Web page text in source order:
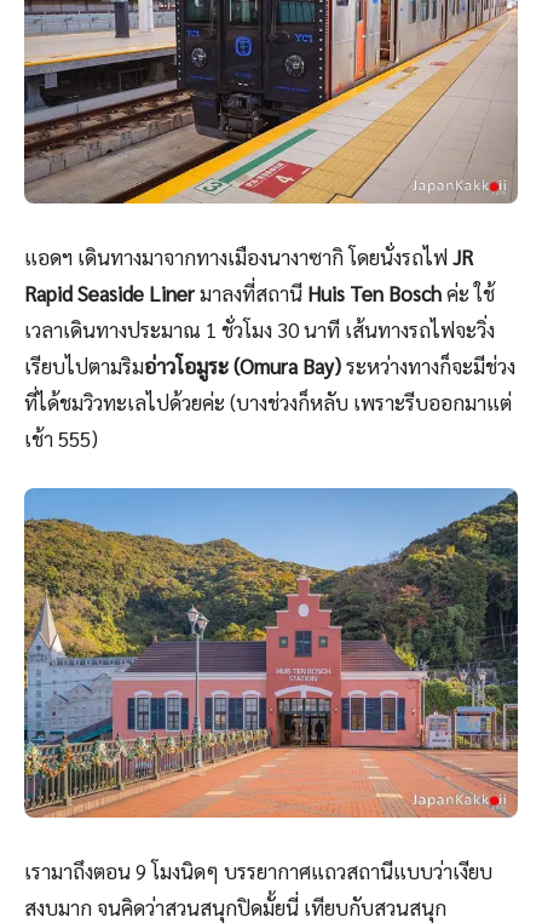
แอดฯ เดินทางมาจากทางเมืองนางาซากิ โดยนั่งรถไฟJR
Rapid Seaside Linerมาลงที่สถานี Huis Ten Boschค่ะ ใช้
เวลาเดินทางประมาณ 1 ชั่วโมง 30 นาที เส้นทางรถไฟจะวิ่ง
เรียบไปตามริมอ่าวโอมูระ (Omura Bay)ระหว่างทางก็จะมีช่วง
ที่ได้ชมวิวทะเลไปด้วยค่ะ (บางช่วงก็หลับ เพราะรีบออกมาแต่
เช้า 555)
เรามาถึงตอน 9 โมงนิดๆ บรรยากาศแถวสถานีแบบว่าเงียบ
สงบมาก จนคิดว่าสวนสนุกปิดมั้ยนี่ เทียบกับสวนสนุก